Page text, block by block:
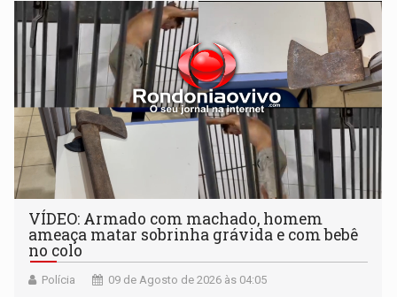
VÍDEO: Armado com machado, homem
ameaça matar sobrinha grávida e com bebê
no colo
Polícia 09 de Agosto de 2026 às 04:05